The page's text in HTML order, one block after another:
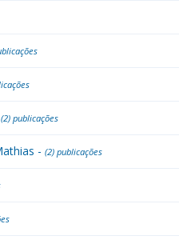
(2) publicações
- (2) publicações